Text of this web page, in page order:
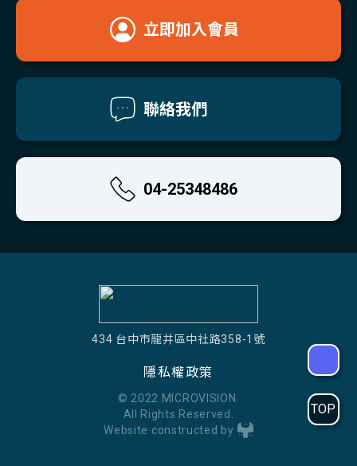
立即加入會員
聯絡我們
04-25348486
434 台中市龍井區中社路358-1號
隱私權政策
© 2022 MICROVISION.
All Rights Reserved.
Website constructed by
TOP